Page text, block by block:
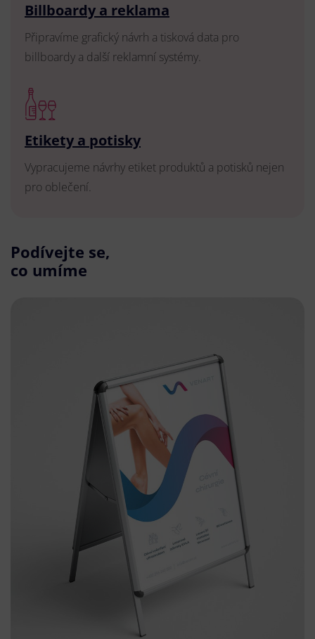
Billboardy a reklama
Připravíme grafický návrh a tisková data pro
billboardy a další reklamní systémy.
Etikety a potisky
Vypracujeme návrhy etiket produktů a potisků nejen
pro oblečení.
Podívejte se,
co umíme